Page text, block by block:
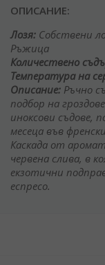
ОПИСАНИЕ:
Лозя: Собствени
Ръжица
Количeствено
Температура на
Описание: Ръчно
подбор на
иноксови съдове,
месеца във
Каскада от
червена слива, в
екзотични
еспресо.